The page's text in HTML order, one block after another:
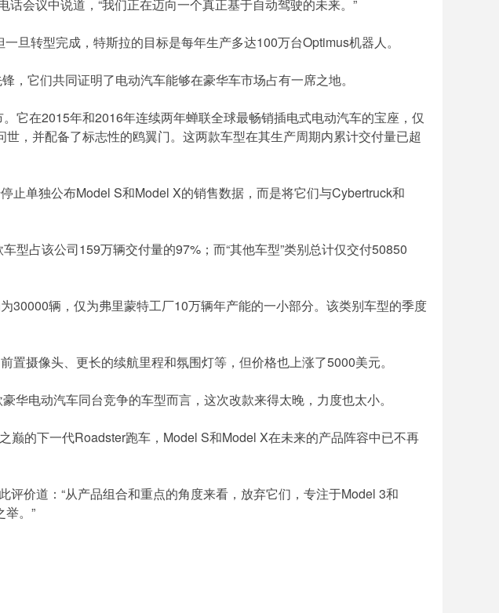
会议中说道，“我们正在迈向一个真正基于自动驾驶的未来。”
旦转型完成，特斯拉的目标是每年生产多达100万台Optimus机器人。
它们共同证明了电动汽车能够在豪华车市场占有一席之地。
它在2015年和2016年连续两年蝉联全球最畅销插电式电动汽车的宝座，仅
，并配备了标志性的鸥翼门。这两款车型在其生产周期内累计交付量已超
止单独公布Model S和Model X的销售数据，而是将它们与Cybertruck和
型占该公司159万辆交付量的97%；而“其他车型”类别总计仅交付50850
30000辆，仅为弗里蒙特工厂10万辆年产能的一小部分。该类别车型的季度
摄像头、更长的续航里程和氛围灯等，但价格也上涨了5000美元。
电动汽车同台竞争的车型而言，这次改款来得太晚，力度也太小。
巅的下一代Roadster跑车，Model S和Model X在未来的产品阵容中已不再
价道：“从产品组合和重点的角度来看，放弃它们，专注于Model 3和
。”